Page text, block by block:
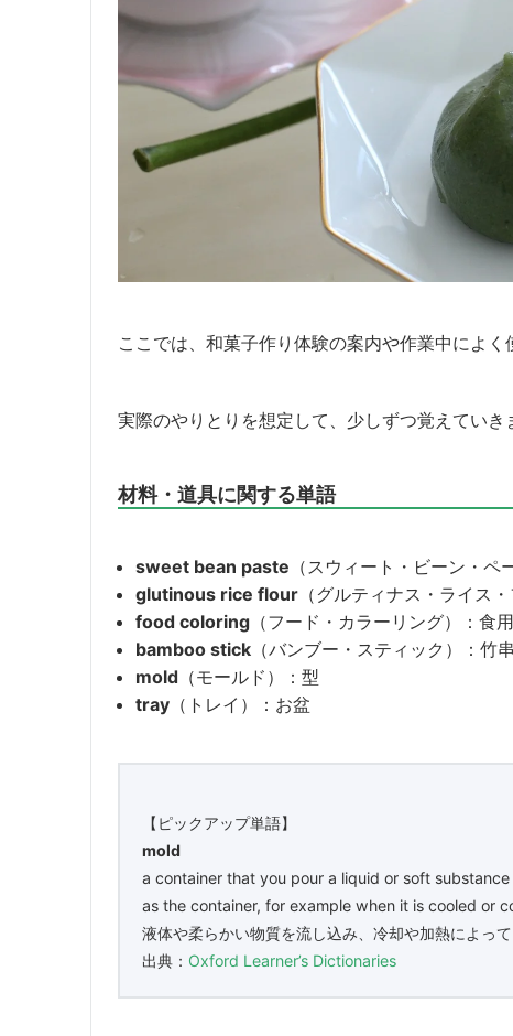
ここでは、和菓子作り体験の案内や作業中によく
実際のやりとりを想定して、少しずつ覚えていき
材料・道具に関する単語
sweet bean paste （スウィート・ビーン・ペ
glutinous rice flour （グルティナス・ライス
food coloring （フード・カラーリング）：食
bamboo stick （バンブー・スティック）：竹串
mold （モールド）：型
tray （トレイ）：お盆
【ピックアップ単語】
mold
a container that you pour a liquid or soft
as the container, for example when it is cooled or
液体や柔らかい物質を流し込み、冷却や加熱によっ
出典： Oxford Learner’s Dictionaries